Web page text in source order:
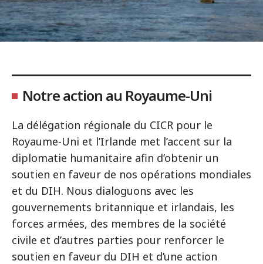
Notre action au Royaume-Uni
La délégation régionale du CICR pour le
Royaume-Uni et l’Irlande met l’accent sur la
diplomatie humanitaire afin d’obtenir un
soutien en faveur de nos opérations mondiales
et du DIH. Nous dialoguons avec les
gouvernements britannique et irlandais, les
forces armées, des membres de la société
civile et d’autres parties pour renforcer le
soutien en faveur du DIH et d’une action